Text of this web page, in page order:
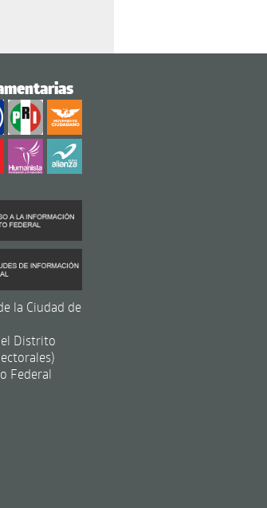
la Ciudad de
Distrito
Federal